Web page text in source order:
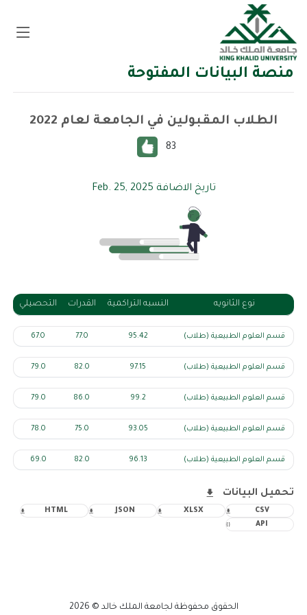
منصة البيانات المفتوحة
الطلاب المقبولين في الجامعة لعام 2022
83
تاريخ الاضافة Feb. 25, 2025
نوع الثانويه النسبه التراكمية القدرات التحصيلي
قسم العلوم الطبيعية (طلاب) 95.42
77.0
67.0
قسم العلوم الطبيعية (طلاب) 97.15
82.0
79.0
قسم العلوم الطبيعية (طلاب) 99.2
86.0
79.0
قسم العلوم الطبيعية (طلاب) 93.05
75.0
78.0
قسم العلوم الطبيعية (طلاب) 96.13
82.0
69.0
تحميل البيانات
CSV
XLSX
JSON
HTML
API
الحقوق محفوظة لجامعة الملك خالد © 2026